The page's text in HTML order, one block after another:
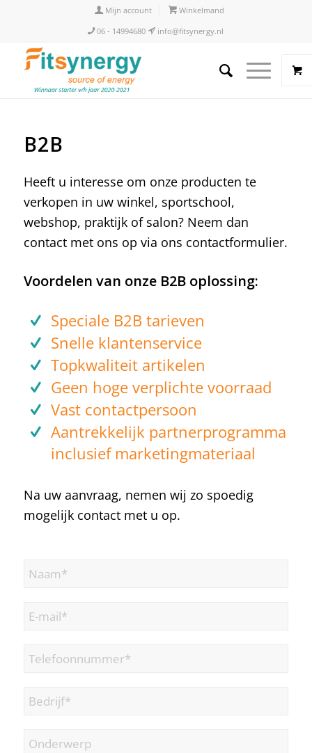
Mijn account
Winkelmand
06 - 14994680
info@fitsynergy.nl
B2B
Heeft u interesse om onze producten te
verkopen in uw winkel, sportschool,
webshop, praktijk of salon? Neem dan
contact met ons op via ons contactformulier.
Voordelen van onze B2B oplossing:
Speciale B2B tarieven
Snelle klantenservice
Topkwaliteit artikelen
Geen hoge verplichte voorraad
Vast contactpersoon
Aantrekkelijk partnerprogramma
inclusief marketingmateriaal
Na uw aanvraag, nemen wij zo spoedig
mogelijk contact met u op.